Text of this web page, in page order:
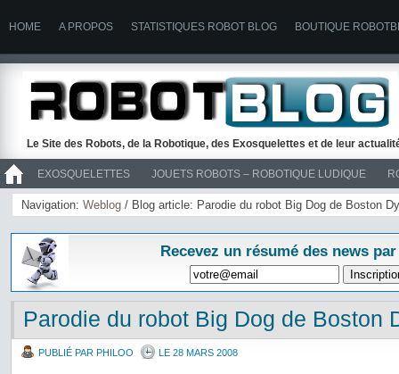
HOME A PROPOS STATISTIQUES ROBOT BLOG BOUTIQUE
Le Site des Robots, de la Robotique, des Exosquelettes et de leur
EXOSQUELETTES JOUETS ROBOTS – ROBOTIQUE LUDIQUE
>> ROBOTS
Navigation: Weblog / Blog article: Parodie du robot Big Dog de Boston
Recevez un résumé des news
Parodie du robot Big Dog de Boston
PUBLIÉ PAR PHILOO LE 28 MARS 2008